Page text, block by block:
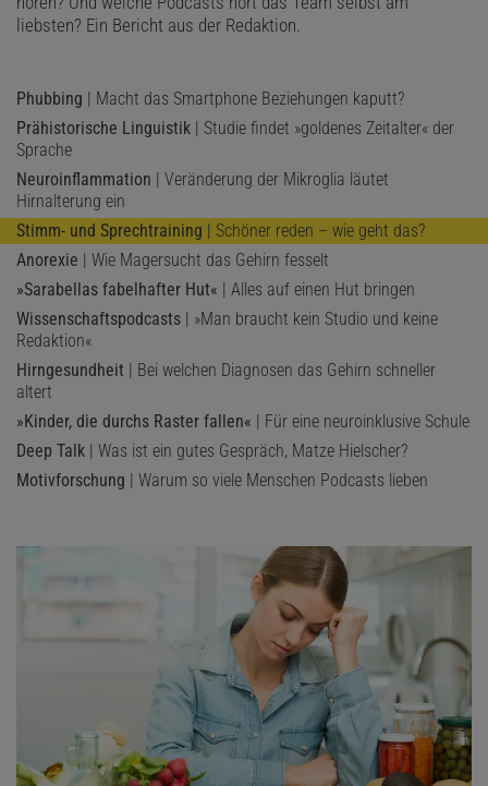
liebsten? Ein Bericht aus der Redaktion.
Phubbing | Macht das Smartphone Beziehungen kaputt?
Prähistorische Linguistik | Studie findet »goldenes Zeitalter« der
Sprache
Neuroinflammation | Veränderung der Mikroglia läutet
Hirnalterung ein
Stimm- und Sprechtraining | Schöner reden – wie geht das?
Anorexie | Wie Magersucht das Gehirn fesselt
»Sarabellas fabelhafter Hut« | Alles auf einen Hut bringen
Wissenschaftspodcasts | »Man braucht kein Studio und keine
Redaktion«
Hirngesundheit | Bei welchen Diagnosen das Gehirn schneller
altert
»Kinder, die durchs Raster fallen« | Für eine neuroinklusive Schule
Deep Talk | Was ist ein gutes Gespräch, Matze Hielscher?
Motivforschung | Warum so viele Menschen Podcasts lieben